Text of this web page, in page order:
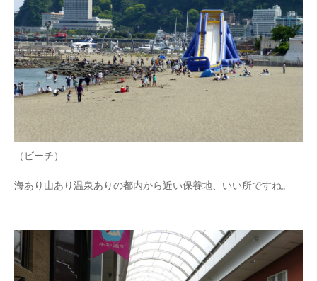
（ビーチ）
海あり山あり温泉ありの都内から近い保養地、いい所ですね。